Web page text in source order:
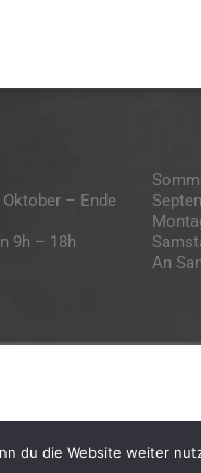
– Ende
9h – 18h
An
du die Website weiter